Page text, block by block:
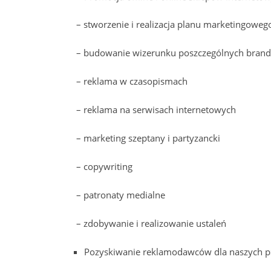
– stworzenie i realizacja planu
– budowanie wizerunku poszczególnych
– reklama w czasopismach
– reklama na serwisach internetowych
– marketing szeptany i partyzancki
– copywriting
– patronaty medialne
– zdobywanie i realizowanie ustaleń
Pozyskiwanie reklamodawców dla naszych